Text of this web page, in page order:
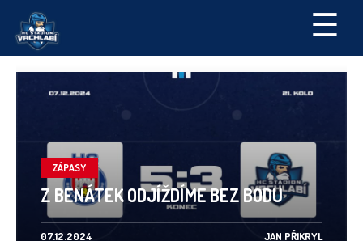
☰
ZÁPASY
Z BENÁTEK ODJÍŽDÍME BEZ BODU
07.12.2024 JAN PŘIKRYL